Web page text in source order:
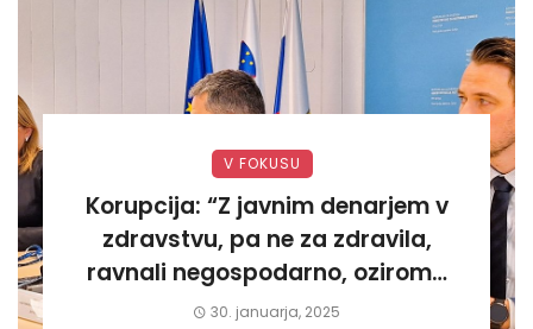
V FOKUSU
Korupcija: “Z javnim denarjem v
zdravstvu, pa ne za zdravila,
ravnali negospodarno, oziroma
za lastni žep. Tokrat na Žalskem«
30. januarja, 2025